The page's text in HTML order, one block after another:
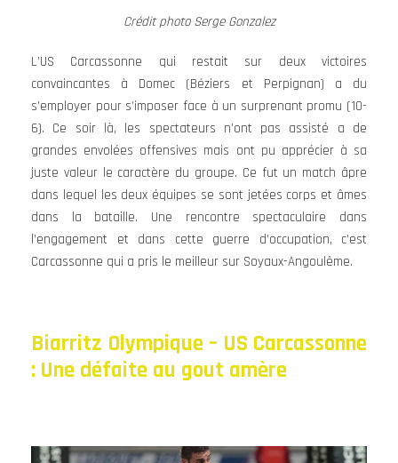
Crédit photo Serge Gonzalez
L’US Carcassonne qui restait sur deux victoires
convaincantes à Domec (Béziers et Perpignan) a du
s’employer pour s’imposer face à un surprenant promu (10-
6). Ce soir là, les spectateurs n’ont pas assisté a de
grandes envolées offensives mais ont pu apprécier à sa
juste valeur le caractère du groupe. Ce fut un match âpre
dans lequel les deux équipes se sont jetées corps et âmes
dans la bataille. Une rencontre spectaculaire dans
l’engagement et dans cette guerre d’occupation, c’est
Carcassonne qui a pris le meilleur sur Soyaux-Angoulême.
Biarritz Olympique – US Carcassonne
: Une défaite au gout amère